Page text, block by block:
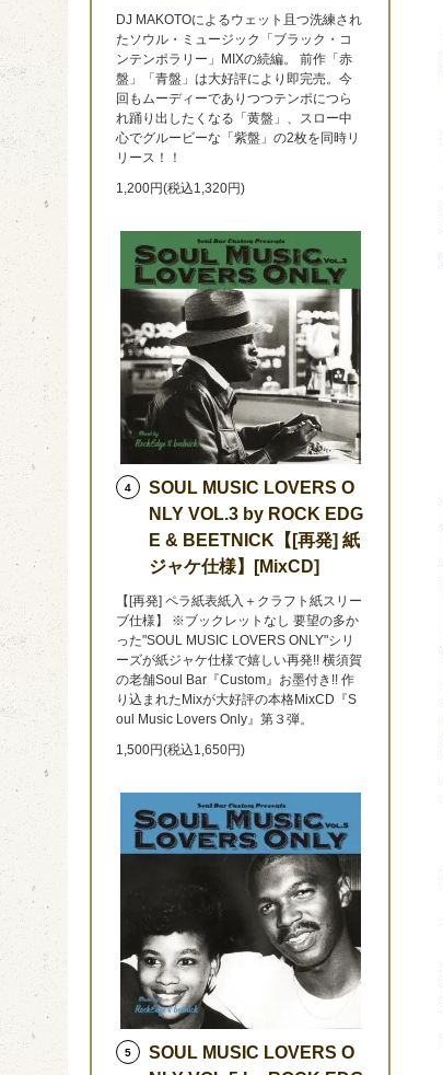
DJ MAKOTOによるウェット且つ洗練され
たソウル・ミュージック「ブラック・コ
ンテンポラリー」MIXの続編。 前作「赤
盤」「青盤」は大好評により即完売。今
回もムーディーでありつつテンポにつら
れ踊り出したくなる「黄盤」、スロー中
心でグルービーな「紫盤」の2枚を同時リ
リース！！
1,200円(税込1,320円)
4
SOUL MUSIC LOVERS O
NLY VOL.3 by ROCK EDG
E & BEETNICK【[再発] 紙
ジャケ仕様】[MixCD]
【[再発] ペラ紙表紙入＋クラフト紙スリー
ブ仕様】 ※ブックレットなし 要望の多か
った"SOUL MUSIC LOVERS ONLY"シリ
ーズが紙ジャケ仕様で嬉しい再発!! 横須賀
の老舗Soul Bar『Custom』お墨付き!! 作
り込まれたMixが大好評の本格MixCD『S
oul Music Lovers Only』第３弾。
1,500円(税込1,650円)
5
SOUL MUSIC LOVERS O